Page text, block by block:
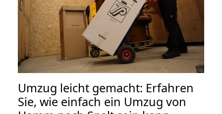
Umzug leicht gemacht: Erfahren
Sie, wie einfach ein Umzug von